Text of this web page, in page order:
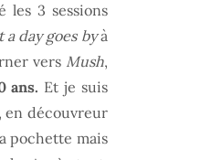
les 3 sessions
a day goes byà
vers Mush,
ans. Et je suis
en découvreur
pochette mais